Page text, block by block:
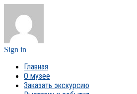
Sign in
Главная
О музее
Заказать экскурсию